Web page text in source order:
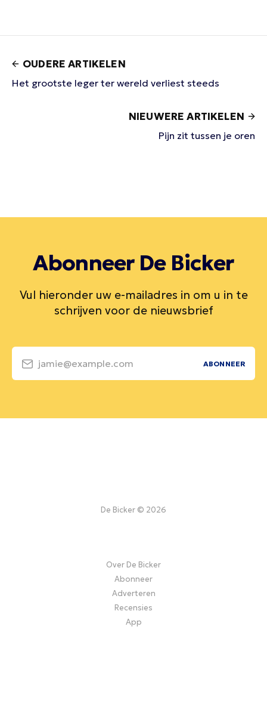
OUDERE ARTIKELEN
Het grootste leger ter wereld verliest steeds
NIEUWERE ARTIKELEN
Pijn zit tussen je oren
Abonneer De Bicker
Vul hieronder uw e-mailadres in om u in te
schrijven voor de nieuwsbrief
jamie@example.com ABONNEER
De Bicker © 2026
Over De Bicker
Abonneer
Adverteren
Recensies
App